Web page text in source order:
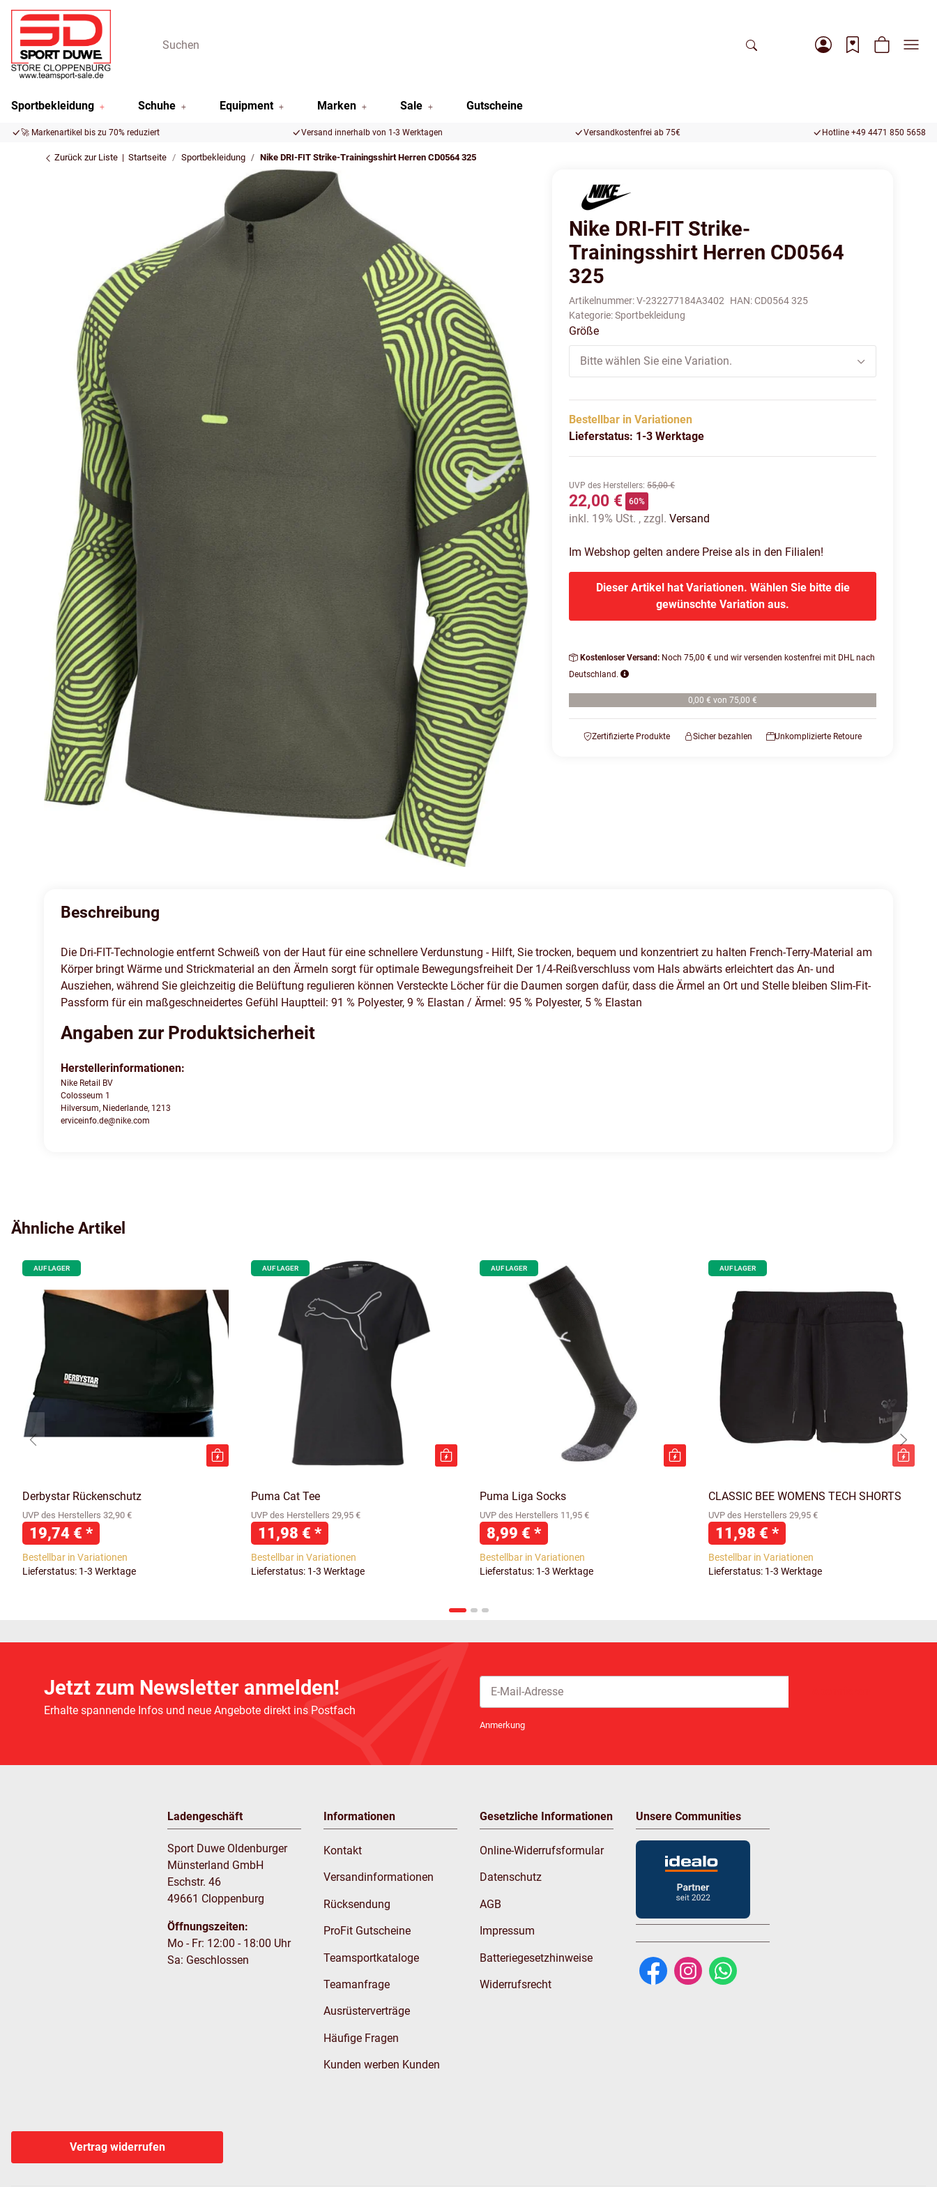
Sportbekleidung Schuhe Equipment Marken Sale Gutscheine
🚀 Markenartikel bis zu 70% reduziert Versand innerhalb von 1-3 Werktagen Versandkostenfrei ab 75€ Hotline +49 4471 850 5658
Zurück zur Liste Startseite Sportbekleidung Nike DRI-FIT Strike-Trainingsshirt Herren CD0564 325
Nike DRI-FIT Strike-
Trainingsshirt Herren CD0564
325
Artikelnummer:V-232277184A3402 HAN:CD0564 325
Kategorie:Sportbekleidung
Größe
Bitte wählen Sie eine Variation.
Bestellbar in Variationen
Lieferstatus: 1-3 Werktage
UVP des Herstellers:55,00 €
22,00 € 60%
inkl. 19% USt. , zzgl.Versand
Im Webshop gelten andere Preise als in den Filialen!
Dieser Artikel hat Variationen. Wählen Sie bitte die
gewünschte Variation aus.
Kostenloser Versand: Noch 75,00 € und wir versenden kostenfrei mit DHL nach
Deutschland.
0,00 € von 75,00 €
Zertifizierte Produkte Sicher bezahlen Unkomplizierte Retoure
Beschreibung
Die Dri-FIT-Technologie entfernt Schweiß von der Haut für eine schnellere Verdunstung - Hilft, Sie trocken, bequem und konzentriert zu halten French-Terry-Material am
Körper bringt Wärme und Strickmaterial an den Ärmeln sorgt für optimale Bewegungsfreiheit Der 1/4-Reißverschluss vom Hals abwärts erleichtert das An- und
Ausziehen, während Sie gleichzeitig die Belüftung regulieren können Versteckte Löcher für die Daumen sorgen dafür, dass die Ärmel an Ort und Stelle bleiben Slim-Fit-
Passform für ein maßgeschneidertes Gefühl Hauptteil: 91 % Polyester, 9 % Elastan / Ärmel: 95 % Polyester, 5 % Elastan
Angaben zur Produktsicherheit
Herstellerinformationen:
Nike Retail BV
Colosseum 1
Hilversum, Niederlande, 1213
erviceinfo.de@nike.com
Ähnliche Artikel
AUF LAGER
Derbystar Rückenschutz
UVP des Herstellers 32,90 €
19,74 € *
Bestellbar in Variationen
Lieferstatus: 1-3 Werktage
AUF LAGER
Puma Cat Tee
UVP des Herstellers 29,95 €
11,98 € *
Bestellbar in Variationen
Lieferstatus: 1-3 Werktage
AUF LAGER
Puma Liga Socks
UVP des Herstellers 11,95 €
8,99 € *
Bestellbar in Variationen
Lieferstatus: 1-3 Werktage
AUF LAGER
CLASSIC BEE WOMENS TECH SHORTS
UVP des Herstellers 29,95 €
11,98 € *
Bestellbar in Variationen
Lieferstatus: 1-3 Werktage
Jetzt zum Newsletter anmelden!
Erhalte spannende Infos und neue Angebote direkt ins Postfach
Anmerkung
Ladengeschäft
Sport Duwe Oldenburger
Münsterland GmbH
Eschstr. 46
49661 Cloppenburg
Öffnungszeiten:
Mo - Fr: 12:00 - 18:00 Uhr
Sa: Geschlossen
Informationen
Kontakt
Versandinformationen
Rücksendung
ProFit Gutscheine
Teamsportkataloge
Teamanfrage
Ausrüsterverträge
Häufige Fragen
Kunden werben Kunden
Gesetzliche Informationen
Online-Widerrufsformular
Datenschutz
AGB
Impressum
Batteriegesetzhinweise
Widerrufsrecht
Unsere Communities
Vertrag widerrufen